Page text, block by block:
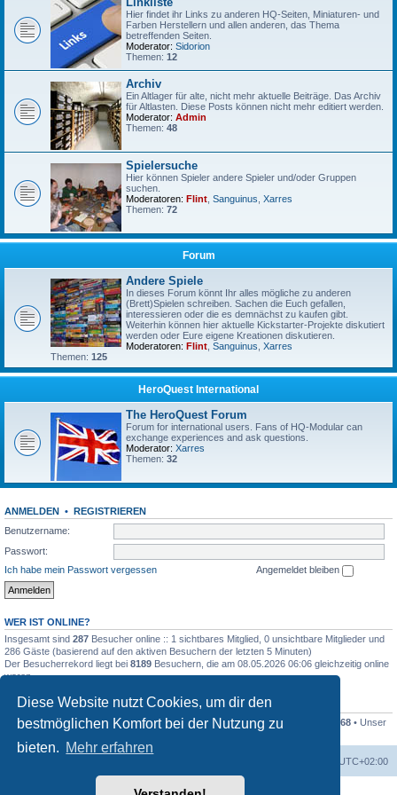
Diese Website nutzt Cookies, um dir den
bestmöglichen Komfort bei der Nutzung zu
bieten. Mehr erfahren
Hier findet ihr Links zu anderen HQ-Seiten, Miniaturen- und
Farben Herstellern und allen anderen, das Thema
betreffenden Seiten.
Moderator: Sidorion
Themen: 12
Archiv
Ein Altlager für alte, nicht mehr aktuelle Beiträge. Das Archiv
für Altlasten. Diese Posts können nicht mehr editiert werden.
Moderator: Admin
Themen: 48
Spielersuche
Hier können Spieler andere Spieler und/oder Gruppen
suchen.
Moderatoren: Flint Sanguinus Xarres
Themen: 72
Forum
Andere Spiele
In dieses Forum könnt Ihr alles mögliche zu anderen
(Brett)Spielen schreiben. Sachen die Euch gefallen,
interessieren oder die es demnächst zu kaufen gibt.
Weiterhin können hier aktuelle Kickstarter-Projekte diskutiert
werden oder Eure eigene Kreationen diskutieren.
Moderatoren: Flint Sanguinus Xarres
Themen: 125
HeroQuest International
The HeroQuest Forum
Forum for international users. Fans of HQ-Modular can
exchange experiences and ask questions.
Moderator: Xarres
Themen: 32
ANMELDEN • REGISTRIEREN
Benutzername:
Passwort:
Ich habe mein Passwort vergessen
Angemeldet bleiben
WER IST ONLINE?
Insgesamt sind 287 Besucher online :: 1 sichtbares Mitglied, 0 unsichtbare Mitglieder und
286 Gäste (basierend auf den aktiven Besuchern der letzten 5 Minuten)
Der Besucherrekord liegt bei 8189 Besuchern, die am 08.05.2026 06:06 gleichzeitig online
waren.
STATISTIK
Beiträge insgesamt41259• Themen insgesamt 1169• Mitglieder insgesamt 1268 • Unser
neuestes Mitglied:
UTC+02:00
Powered byphpBB® Forum Software © phpBB Limited